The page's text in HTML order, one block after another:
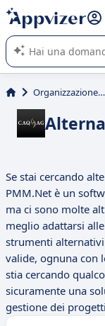
righe con
shift +
L'IA di Appvizer vi
software SaaS per
Organizzazione & planning
Se stai cercando
PMM.Net è un
ma ci sono molte
meglio adattarsi
strumenti
valide, ognuna con
stia cercando
sicuramente una
gestione dei